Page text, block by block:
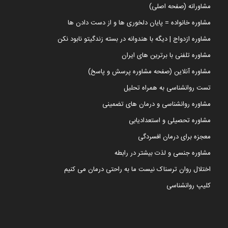
مشاورانه (صفحه اصلی)
مشاوره خانواده = پایان دلخوری ها و از دست دادن ها
مشاوره ازدواج | دیگه با هندوانه در بسته زندگیتو نابود نکن
مشاوره تلفنی با برترین های ایران
مشاوره آنلاین (صفحه مشاوره پرسش و پاسخ)
تست روانشناسی به همراه تحلیل
مشاوره روانشناسی و درمان های تضمینی
مشاوره تحصیلی و استعدادیابی
معجزه برای درمان افسردگی
مشاوره جنسی و لذت بیشتر در رابطه
اختلال روان ترسناک نیست ما به راحتی درمان می کنیم
کلیپ روانشناسی